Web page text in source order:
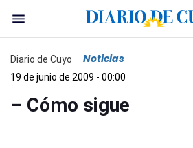
Diario de Cuyo Noticias
19 de junio de 2009 - 00:00
– Cómo sigue